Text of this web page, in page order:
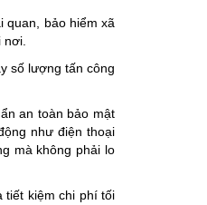
quan, bảo hiểm xã
nơi.
số lượng tấn công
an toàn bảo mật
như điện thoại
mà không phải lo
tiết kiệm chi phí tối